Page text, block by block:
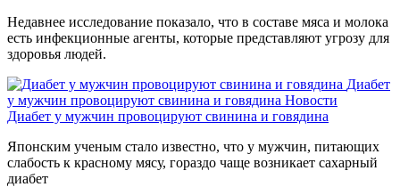
Недавнее исследование показало, что в составе мяса и молока
есть инфекционные агенты, которые представляют угрозу для
здоровья людей.
Диабет
у мужчин провоцируют свинина и говядина Новости
Диабет у мужчин провоцируют свинина и говядина
Японским ученым стало известно, что у мужчин, питающих
слабость к красному мясу, гораздо чаще возникает сахарный
диабет